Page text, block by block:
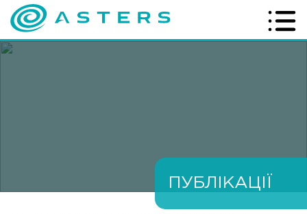
ПУБЛІКАЦІЇ